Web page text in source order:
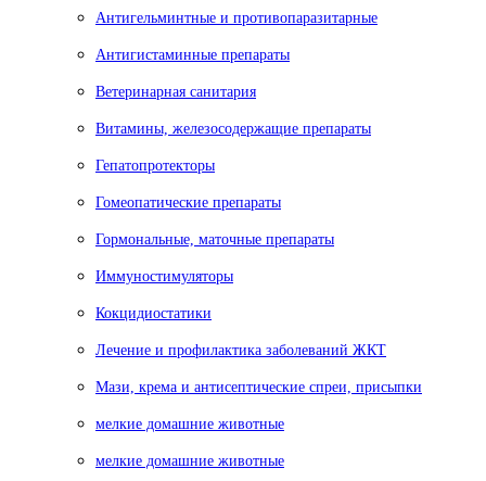
Антигельминтные и противопаразитарные
Антигистаминные препараты
Ветеринарная санитария
Витамины, железосодержащие препараты
Гепатопротекторы
Гомеопатические препараты
Гормональные, маточные препараты
Иммуностимуляторы
Кокцидиостатики
Лечение и профилактика заболеваний ЖКТ
Мази, крема и антисептические спреи, присыпки
мелкие домашние животные
мелкие домашние животные